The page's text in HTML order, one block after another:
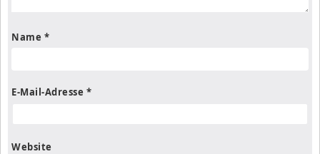
Name *
E-Mail-Adresse *
Website